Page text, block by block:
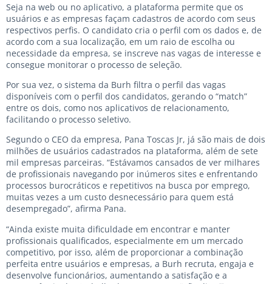
Seja na web ou no aplicativo, a plataforma permite que os
usuários e as empresas façam cadastros de acordo com seus
respectivos perfis. O candidato cria o perfil com os dados e, de
acordo com a sua localização, em um raio de escolha ou
necessidade da empresa, se inscreve nas vagas de interesse e
consegue monitorar o processo de seleção.
Por sua vez, o sistema da Burh filtra o perfil das vagas
disponíveis com o perfil dos candidatos, gerando o “match”
entre os dois, como nos aplicativos de relacionamento,
facilitando o processo seletivo.
Segundo o CEO da empresa, Pana Toscas Jr, já são mais de dois
milhões de usuários cadastrados na plataforma, além de sete
mil empresas parceiras. “Estávamos cansados de ver milhares
de profissionais navegando por inúmeros sites e enfrentando
processos burocráticos e repetitivos na busca por emprego,
muitas vezes a um custo desnecessário para quem está
desempregado”, afirma Pana.
“Ainda existe muita dificuldade em encontrar e manter
profissionais qualificados, especialmente em um mercado
competitivo, por isso, além de proporcionar a combinação
perfeita entre usuários e empresas, a Burh recruta, engaja e
desenvolve funcionários, aumentando a satisfação e a